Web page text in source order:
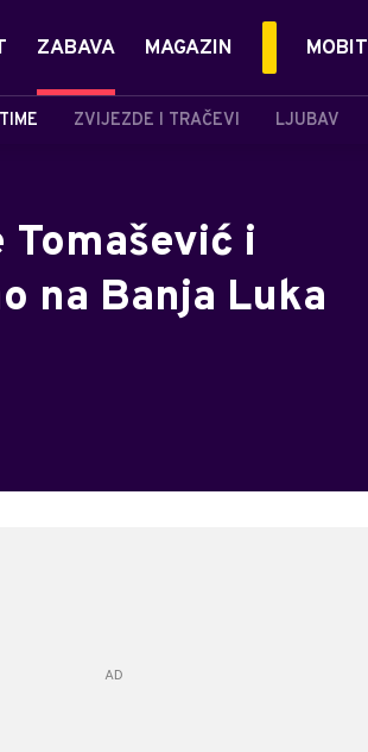
ZABAVA
ZVIJEZDE I TRAČEVI LJUBAV
MAGAZIN MOBIT
i
na Banja Luka